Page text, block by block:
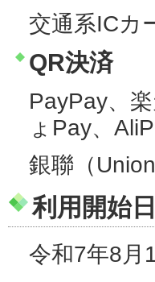
交通系ICカ
QR決済
PayPay、
ょPay、
銀聯（
利用開始日
令和7年8月